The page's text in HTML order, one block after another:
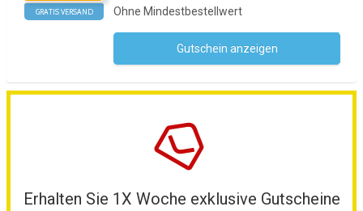
GRATIS VERSAND Ohne Mindestbestellwert
Gutschein anzeigen
Erhalten Sie 1X Woche exklusive Gutscheine